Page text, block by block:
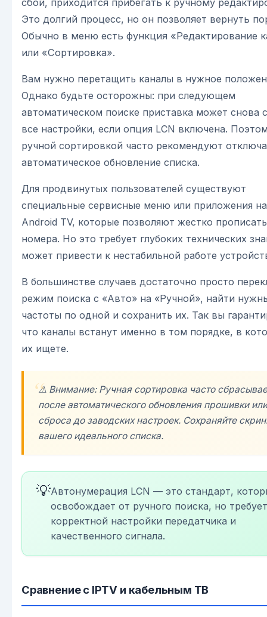
Это долгий процесс, но он позволяет вернуть
Обычно в меню есть функция «Редактирование
или «Сортировка».
Вам нужно перетащить каналы в нужное
Однако будьте осторожны: при следующем
автоматическом поиске приставка может снова
все настройки, если опция LCN включена.
ручной сортировкой часто рекомендуют
автоматическое обновление списка.
Для продвинутых пользователей существуют
специальные сервисные меню или приложения на
Android TV, которые позволяют жестко
номера. Но это требует глубоких технических
может привести к нестабильной работе
В большинстве случаев достаточно просто
режим поиска с «Авто» на «Ручной», найти
частоты по одной и сохранить их. Так вы
что каналы встанут именно в том порядке, в
их ищете.
⚠️ Внимание: Ручная сортировка часто
после автоматического обновления прошивки или
сброса до заводских настроек. Сохраняйте
вашего идеального списка.
💡Автонумерация LCN — это стандарт,
освобождает от ручного поиска, но требует
корректной настройки передатчика и
качественного сигнала.
Сравнение с IPTV и кабельным ТВ